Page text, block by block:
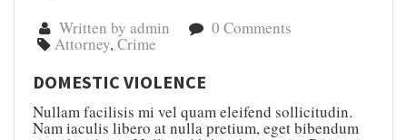
02
Written by admin 0 Comments
Attorney,Crime
DOMESTIC VIOLENCE
Nullam facilisis mi vel quam eleifend sollicitudin.
Nam iaculis libero at nulla pretium, eget bibendum